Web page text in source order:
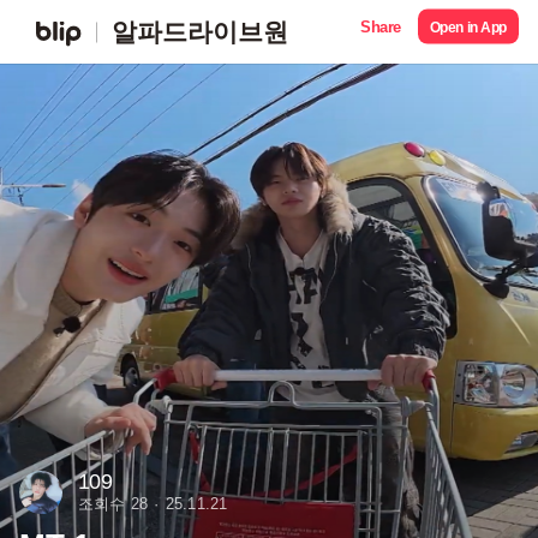
알파드라이브원 Share Open in App
109
조회수 28 25.11.21